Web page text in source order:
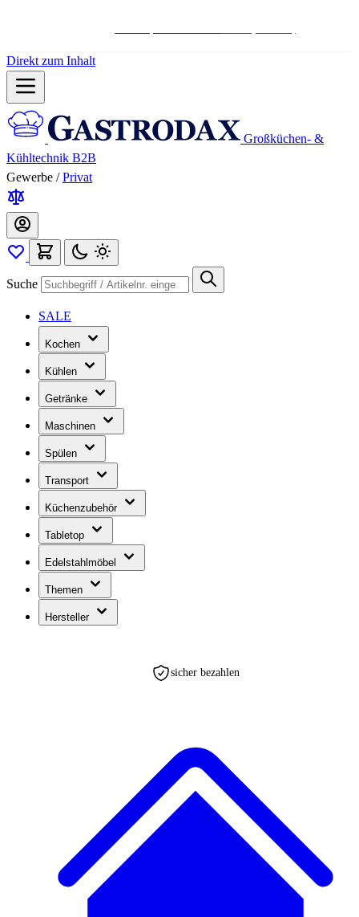
Direkt zum Inhalt
Großküchen- &
Kühltechnik B2B
Gewerbe / Privat
Suche
SALE
Kochen
Kühlen
Getränke
Maschinen
Spülen
Transport
Küchenzubehör
Tabletop
Edelstahlmöbel
Themen
Hersteller
sicher bezahlen